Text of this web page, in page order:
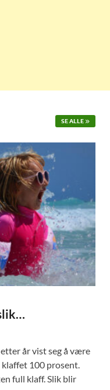
SE ALLE
år vist seg å være
klaffet 100 prosent.
full klaff. Slik blir